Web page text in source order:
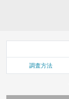
調査方法